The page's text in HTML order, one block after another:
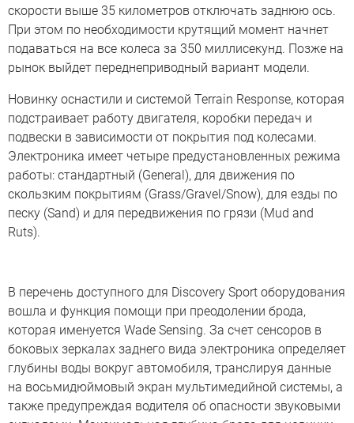
скорости выше 35 километров отключать заднюю ось.
При этом по необходимости крутящий момент начнет
подаваться на все колеса за 350 миллисекунд. Позже на
рынок выйдет переднеприводный вариант модели.
Новинку оснастили и системой Terrain Response, которая
подстраивает работу двигателя, коробки передач и
подвески в зависимости от покрытия под колесами.
Электроника имеет четыре предустановленных режима
работы: стандартный (General), для движения по
скользким покрытиям (Grass/Gravel/Snow), для езды по
песку (Sand) и для передвижения по грязи (Mud and
Ruts).
В перечень доступного для Discovery Sport оборудования
вошла и функция помощи при преодолении брода,
которая именуется Wade Sensing. За счет сенсоров в
боковых зеркалах заднего вида электроника определяет
глубины воды вокруг автомобиля, транслируя данные
на восьмидюймовый экран мультимедийной системы, а
также предупреждая водителя об опасности звуковыми